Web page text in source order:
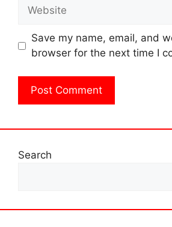
Website
Save my name, email, and
browser for the next time I
Search